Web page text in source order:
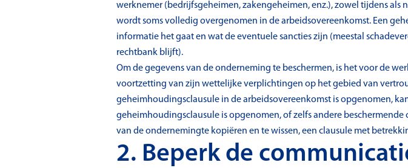
werknemer (bedrijfsgeheimen, zakengeheimen, enz.), zowel tijdens
wordt soms volledig overgenomen in de arbeidsovereenkomst. Een
informatie het gaat en wat de eventuele sancties zijn (meestal
rechtbank blijft).
Om de gegevens van de onderneming te beschermen, is het voor de
voortzetting van zijn wettelijke verplichtingen op het gebied van
geheimhoudingsclausule in de arbeidsovereenkomst is opgenomen,
geheimhoudingsclausule is opgenomen, of zelfs andere
van de ondernemingte kopiëren en te wissen, een clausule met
2. Beperk de